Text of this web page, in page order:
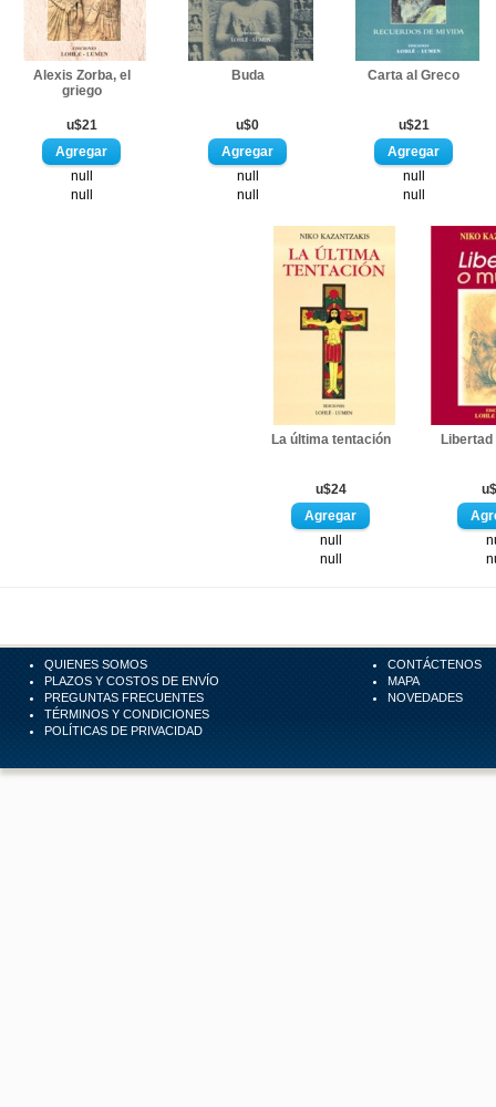
Alexis Zorba, el
griego
u$21
null
null
Buda
u$0
null
null
Carta al Greco
u$21
null
null
La última tentación
u$24
null
null
QUIENES SOMOS
PLAZOS Y COSTOS DE ENVÍO
PREGUNTAS FRECUENTES
TÉRMINOS Y CONDICIONES
POLÍTICAS DE PRIVACIDAD
CONTÁCTENOS
MAPA
NOVEDADES